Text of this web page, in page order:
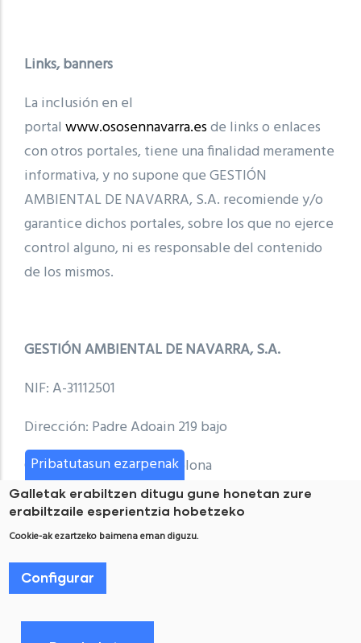
Links, banners
La inclusión en el
portal www.ososennavarra.esde links o enlaces
con otros portales, tiene una finalidad meramente
informativa, y no supone que GESTIÓN
AMBIENTAL DE NAVARRA, S.A. recomiende y/o
garantice dichos portales, sobre los que no ejerce
control alguno, ni es responsable del contenido
de los mismos.
GESTIÓN AMBIENTAL DE NAVARRA, S.A.
NIF: A-31112501
Dirección: Padre Adoain 219 bajo
C.P: 31015 Localidad: Pamplona
Comunidad Autónoma: Navarra
e-mail:info@orekan.es
Inscrita en el Registro Mercantil de Navarra. Tomo
Pribatutasun ezarpenak
Galletak erabiltzen ditugu gune honetan zure
erabiltzaile esperientzia hobetzeko
Cookie-ak ezartzeko baimena eman diguzu.
Configurar